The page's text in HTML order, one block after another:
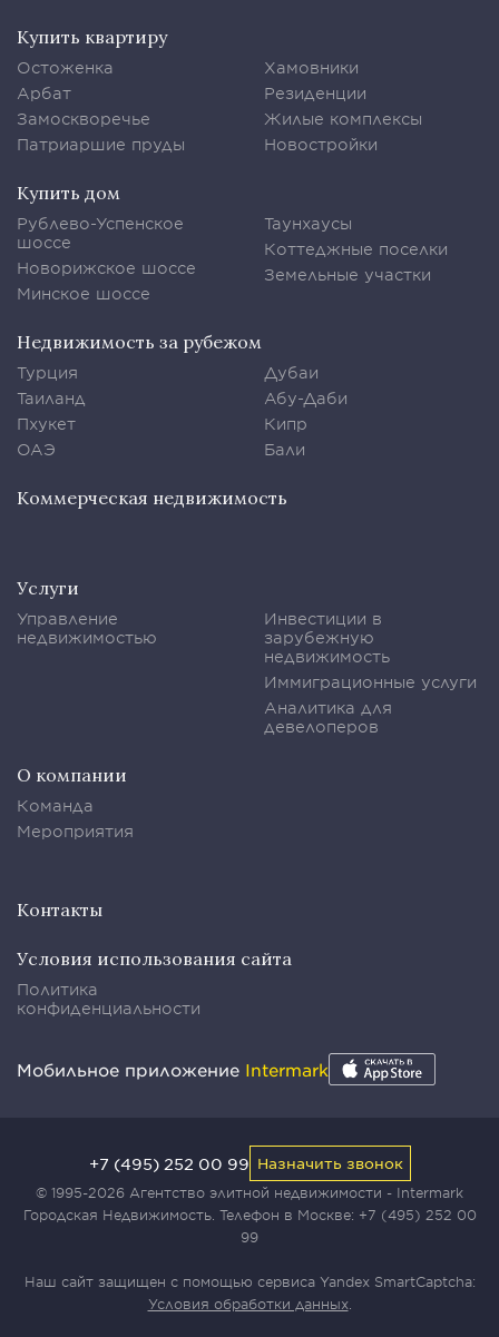
Купить квартиру
Остоженка
Арбат
Замоскворечье
Патриаршие пруды
Хамовники
Резиденции
Жилые комплексы
Новостройки
Купить дом
Рублево-Успенское
шоссе
Новорижское шоссе
Минское шоссе
Таунхаусы
Коттеджные поселки
Земельные участки
Недвижимость за рубежом
Турция
Таиланд
Пхукет
ОАЭ
Дубаи
Абу-Даби
Кипр
Бали
Коммерческая недвижимость
Услуги
Управление
недвижимостью
Инвестиции в
зарубежную
недвижимость
Иммиграционные услуги
Аналитика для
девелоперов
О компании
Команда
Мероприятия
Контакты
Условия использования сайта
Политика
конфиденциальности
Мобильное приложение Intermark
© 1995-2026 Агентство элитной недвижимости - Intermark
Городская Недвижимость. Телефон в Москве: +7 (495) 252 00
99
Наш сайт защищен с помощью сервиса Yandex SmartCaptcha:
Условия обработки данных.
+7 (495) 252 00 99 Назначить звонок